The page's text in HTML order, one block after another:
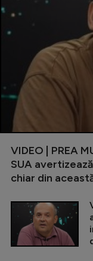
VIDEO | PREA
SUA
chiar din